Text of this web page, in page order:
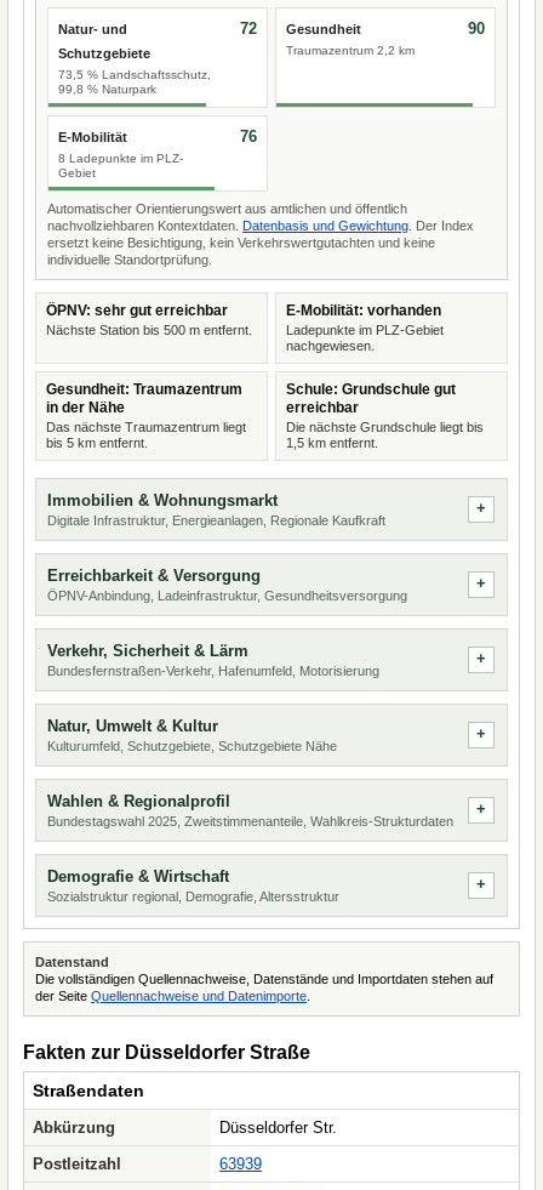
Natur- und
Schutzgebiete
73,5 % Landschaftsschutz,
99,8 % Naturpark
72 Gesundheit
Traumazentrum 2,2 km
90
E-Mobilität
8 Ladepunkte im PLZ-
Gebiet
76
Automatischer Orientierungswert aus amtlichen und öffentlich
nachvollziehbaren Kontextdaten. Datenbasis und Gewichtung . Der Index
ersetzt keine Besichtigung, kein Verkehrswertgutachten und keine
individuelle Standortprüfung.
ÖPNV: sehr gut erreichbar
Nächste Station bis 500 m entfernt.
E-Mobilität: vorhanden
Ladepunkte im PLZ-Gebiet
nachgewiesen.
Gesundheit: Traumazentrum
in der Nähe
Das nächste Traumazentrum liegt
bis 5 km entfernt.
Schule: Grundschule gut
erreichbar
Die nächste Grundschule liegt bis
1,5 km entfernt.
Immobilien & Wohnungsmarkt
Digitale Infrastruktur, Energieanlagen, Regionale Kaufkraft
Erreichbarkeit & Versorgung
ÖPNV-Anbindung, Ladeinfrastruktur, Gesundheitsversorgung
Verkehr, Sicherheit & Lärm
Bundesfernstraßen-Verkehr, Hafenumfeld, Motorisierung
Natur, Umwelt & Kultur
Kulturumfeld, Schutzgebiete, Schutzgebiete Nähe
Wahlen & Regionalprofil
Bundestagswahl 2025, Zweitstimmenanteile, Wahlkreis-Strukturdaten
Demografie & Wirtschaft
Sozialstruktur regional, Demografie, Altersstruktur
Datenstand
Die vollständigen Quellennachweise, Datenstände und Importdaten stehen auf
der Seite Quellennachweise und Datenimporte
Fakten zur Düsseldorfer Straße
Straßendaten
Abkürzung
Düsseldorfer Str.
Postleitzahl
63939